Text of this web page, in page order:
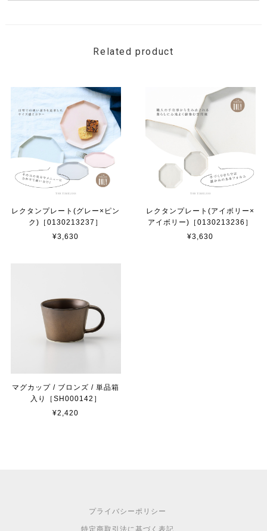
Related product
レクタンプレート(グレー×ピン
ク)［0130213237］
¥3,630
レクタンプレート(アイボリー×
アイボリー)［0130213236］
¥3,630
マグカップ / ブロンズ / 単品箱
入り［SH000142］
¥2,420
プライバシーポリシー
特定商取引法に基づく表記